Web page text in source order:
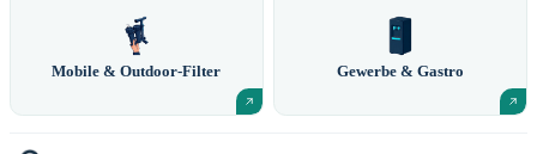
Mobile & Outdoor-Filter Gewerbe & Gastro